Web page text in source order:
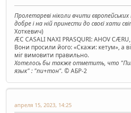
Пролетареві ніколи вчити
добре і на ній принести до своєї хати
Хоткевич)
ÆC CASALI NAXI PRASQURI: AHOV
Вони просили його: «Скажи: кетум», а
міг вимовити правильно.
Хотелось бы также отметить, что
язык" : "пи+тон". © АБР-2
апреля 15, 2023, 14:25